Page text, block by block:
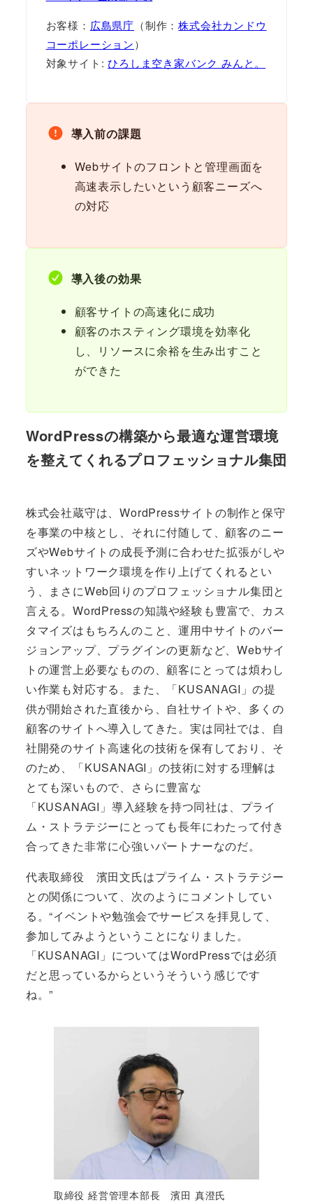
お客様： 広島県庁 （制作：株式会社カンドウ
コーポレーション）
対象サイト:ひろしま空き家バンク みんと。
導入前の課題
Webサイトのフロントと管理画面を
高速表示したいという顧客ニーズへ
の対応
導入後の効果
顧客サイトの高速化に成功
顧客のホスティング環境を効率化
し、リソースに余裕を生み出すこと
ができた
WordPressの構築から最適な運営環境
を整えてくれるプロフェッショナル集団
株式会社蔵守は、WordPressサイトの制作と保守
を事業の中核とし、それに付随して、顧客のニー
ズやWebサイトの成長予測に合わせた拡張がしや
すいネットワーク環境を作り上げてくれるとい
う、まさにWeb回りのプロフェッショナル集団と
言える。WordPressの知識や経験も豊富で、カス
タマイズはもちろんのこと、運用中サイトのバー
ジョンアップ、プラグインの更新など、Webサイ
トの運営上必要なものの、顧客にとっては煩わし
い作業も対応する。また、「KUSANAGI」の提
供が開始された直後から、自社サイトや、多くの
顧客のサイトへ導入してきた。実は同社では、自
社開発のサイト高速化の技術を保有しており、そ
のため、「KUSANAGI」の技術に対する理解は
とても深いもので、さらに豊富な
「KUSANAGI」導入経験を持つ同社は、プライ
ム・ストラテジーにとっても長年にわたって付き
合ってきた非常に心強いパートナーなのだ。
代表取締役 濱田文氏はプライム・ストラテジー
との関係について、次のようにコメントしてい
る。“イベントや勉強会でサービスを拝見して、
参加してみようということになりました。
「KUSANAGI」についてはWordPressでは必須
だと思っているからというそういう感じです
ね。”
取締役 経営管理本部長 濱田 真澄氏